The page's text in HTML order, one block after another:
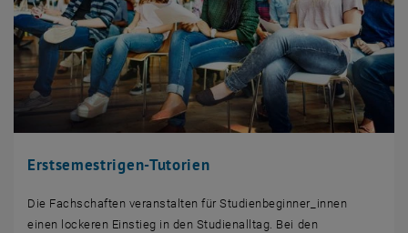
Erstsemestrigen-Tutorien
Die Fachschaften veranstalten für Studienbeginner_innen
einen lockeren Einstieg in den Studienalltag. Bei den